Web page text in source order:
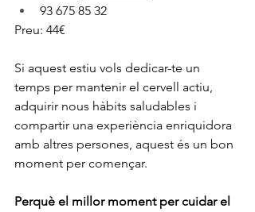
93 675 85 32
Preu: 44€
Si aquest estiu vols dedicar-te un
temps per mantenir el cervell actiu,
adquirir nous hàbits saludables i
compartir una experiència enriquidora
amb altres persones, aquest és un bon
moment per començar.
Perquè el millor moment per cuidar el